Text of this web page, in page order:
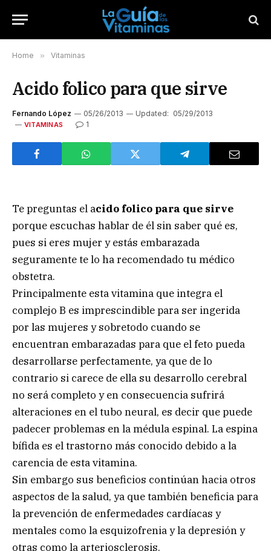
Home » Vitaminas
Acido folico para que sirve
Fernando López 05/26/2013 Updated: 05/29/2013
VITAMINAS 1
Te preguntas el acido folico para que sirve
porque escuchas hablar de él sin saber qué es,
pues si eres mujer y estás embarazada
seguramente te lo ha recomendado tu médico
obstetra.
Principalmente esta vitamina que integra el
complejo B es imprescindible para ser ingerida
por las mujeres y sobretodo cuando se
encuentran embarazadas para que el feto pueda
desarrollarse perfectamente, ya que de lo
contrario si carece de ella su desarrollo cerebral
no será completo y en consecuencia sufrirá
alteraciones en el tubo neural, es decir que puede
padecer problemas en la médula espinal. La espina
bífida es el trastorno más conocido debido a la
carencia de esta vitamina.
Sin embargo sus beneficios continúan hacia otros
aspectos de la salud, ya que también beneficia para
la prevención de enfermedades cardíacas y
mentales como la esquizofrenia y la depresión y
otras como la arteriosclerosis.